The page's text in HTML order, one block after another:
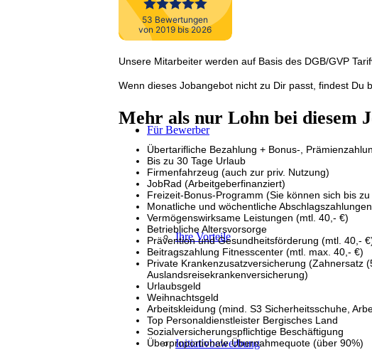
Ennepetal
Für Bewerber
Ihre Vorteile
Initiativbewerbung
Unsere Mitarbeiter werden auf Basis des DGB/GVP
Wenn dieses Jobangebot nicht zu Dir passt, findest Du
Mehr als nur Lohn bei diesem
Übertarifliche Bezahlung + Bonus-,
Bis zu 30 Tage Urlaub
Firmenfahrzeug (auch zur priv. Nutzung)
JobRad (Arbeitgeberfinanziert)
Freizeit-Bonus-Programm (Sie können sich bis
Monatliche und wöchentliche Abschlagszahlungen
Vermögenswirksame Leistungen (mtl. 40,- €)
Betriebliche Altersvorsorge
Prävention und Gesundheitsförderung (mtl. 40,-
Beitragszahlung Fitnesscenter (mtl. max. 40,- €)
Private Krankenzusatzversicherung (Zahnersatz
Auslandsreisekrankenversicherung)
Urlaubsgeld
Weihnachtsgeld
Arbeitskleidung (mind. S3 Sicherheitsschuhe,
Top Personaldienstleister Bergisches Land
Sozialversicherungspflichtige Beschäftigung
Überproportionale Übernahmequote (über 90%)